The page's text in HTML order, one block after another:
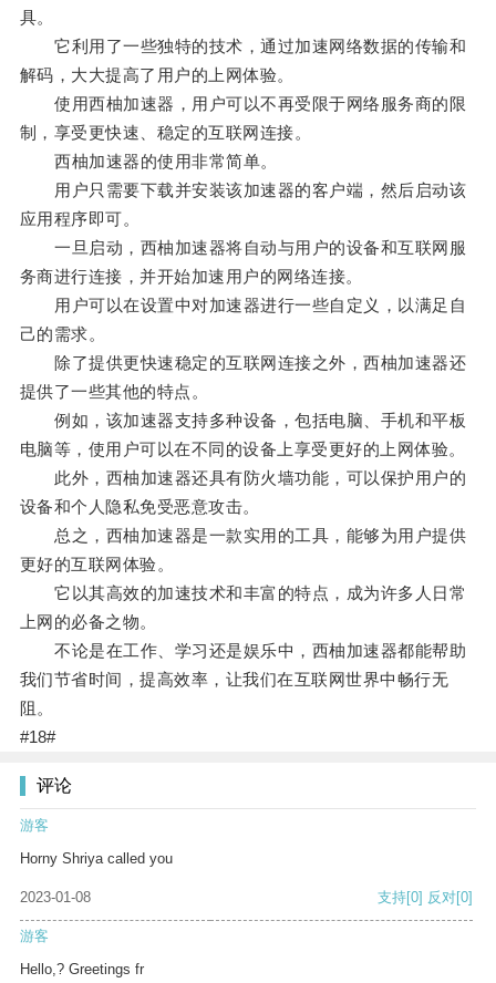
具。
它利用了一些独特的技术，通过加速网络数据的传输和
解码，大大提高了用户的上网体验。
使用西柚加速器，用户可以不再受限于网络服务商的限
制，享受更快速、稳定的互联网连接。
西柚加速器的使用非常简单。
用户只需要下载并安装该加速器的客户端，然后启动该
应用程序即可。
一旦启动，西柚加速器将自动与用户的设备和互联网服
务商进行连接，并开始加速用户的网络连接。
用户可以在设置中对加速器进行一些自定义，以满足自
己的需求。
除了提供更快速稳定的互联网连接之外，西柚加速器还
提供了一些其他的特点。
例如，该加速器支持多种设备，包括电脑、手机和平板
电脑等，使用户可以在不同的设备上享受更好的上网体验。
此外，西柚加速器还具有防火墙功能，可以保护用户的
设备和个人隐私免受恶意攻击。
总之，西柚加速器是一款实用的工具，能够为用户提供
更好的互联网体验。
它以其高效的加速技术和丰富的特点，成为许多人日常
上网的必备之物。
不论是在工作、学习还是娱乐中，西柚加速器都能帮助
我们节省时间，提高效率，让我们在互联网世界中畅行无
阻。
#18#
评论
游客
Horny Shriya called you
2023-01-08 支持[0] 反对[0]
游客
Hello,? Greetings fr